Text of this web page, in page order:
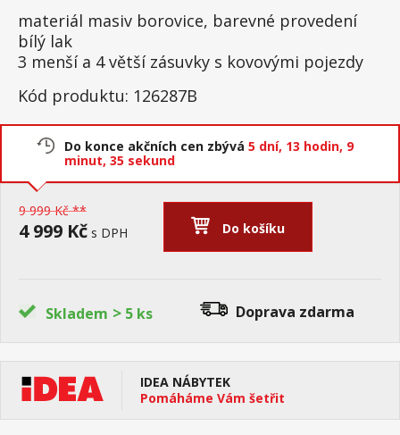
materiál masiv borovice, barevné provedení
bílý lak
3 menší a 4 větší zásuvky s kovovými pojezdy
Kód produktu: 126287B
Do konce akčních cen zbývá 5 dní, 13 hodin, 9
minut, 34 sekund
9 999 Kč **
4 999 Kč s DPH Do košíku
Skladem > 5 ks Doprava zdarma
IDEA NÁBYTEK
Pomáháme Vám šetřit